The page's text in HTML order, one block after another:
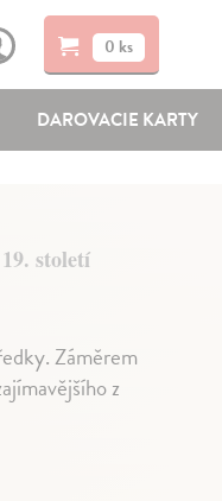
0 ks
DAROVACIE KARTY
století
Záměrem
z